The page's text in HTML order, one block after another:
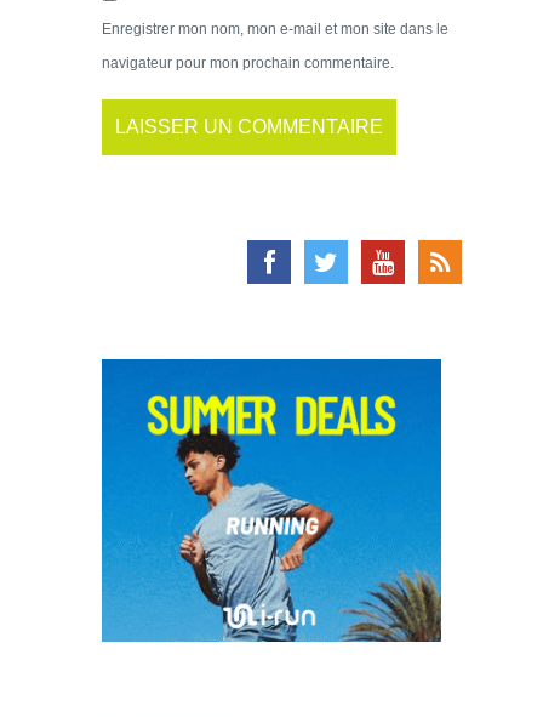
Enregistrer mon nom, mon e-mail et mon site dans le
navigateur pour mon prochain commentaire.